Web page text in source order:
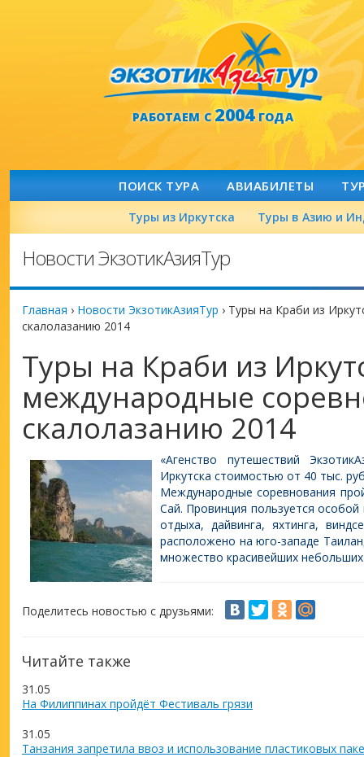
РАБОТАЕМ С2004ГОДА
ПОИСК ТУРА АВИАБИЛЕТЫ
Туры из Иркутска Туры в Азию и
Новости ЭкзотикАзияТур
Главная › Новости ЭкзотикАзияТур › Туры на Краби из
скалолазанию 2014
Туры на Краби из
международные
скалолазанию 2014
«Агенство путешествий
Иркутска стоимостью от 40 тыс.
Международные соревнования
Сай. Провинция пользуется
отдыха, дайвинга, яхтинга,
расположено на юго-западе
множество красивейших
Поделитесь новостью с друзьями:
Читайте также
31.05
На Филиппинах пройдёт Фестиваль грязи
31.05
Танзания запретила ввоз и использование пластиковых